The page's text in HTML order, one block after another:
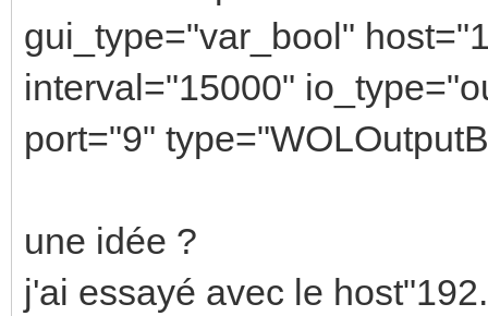
gui_type="var_bool"
interval="15000"
port="9"
une idée ?
j'ai essayé avec le